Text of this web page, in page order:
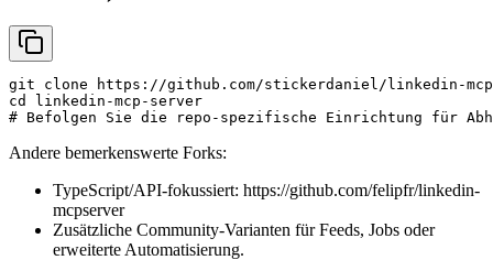
git clone https://github.com/stickerdaniel/linkedin-
cd linkedin-mcp-server
Andere bemerkenswerte Forks:
TypeScript/API-fokussiert: https://github.com/felipfr/linkedin-
mcpserver
Zusätzliche Community-Varianten für Feeds, Jobs oder
erweiterte Automatisierung.